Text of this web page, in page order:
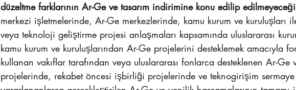
düzeltme farklarının Ar-Ge ve tasarım indirimine konu edilip
merkezi işletmelerinde, Ar-Ge merkezlerinde, kamu kurum ve kuruluşları
veya teknoloji geliştirme projesi anlaşmaları kapsamında uluslararası
kamu kurum ve kuruluşlarından Ar-Ge projelerini desteklemek amacıyla
kullanan vakıflar tarafından veya uluslararası fonlarca desteklenen Ar-Ge
projelerinde, rekabet öncesi işbirliği projelerinde ve teknogirişim sermaye